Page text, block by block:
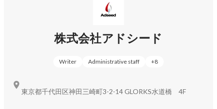
アでも高いパフォーマンスを発揮できることを証明し、
がなくなる社会を構築していきたいという想いで運営して
り、プロジェクトの立て直しを依頼されるなど、技術力を
高く評価され「上流から一貫して任せられるプロ集団」と
株式会社アドシード
Writer Administrative staff +8
東京都千代田区神田三崎町3-2-14 GLORKS水道橋 4F